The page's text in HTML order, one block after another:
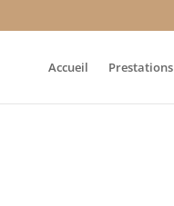
Accueil Prestations